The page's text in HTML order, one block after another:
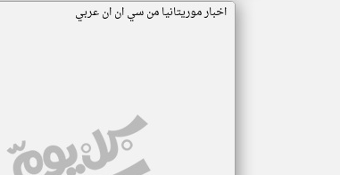
اخبار موريتانيا من سي ان ان عربي